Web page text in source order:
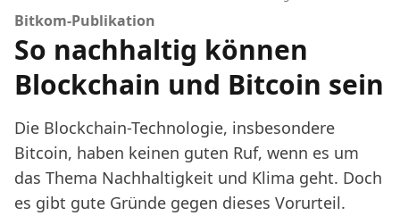
Bitkom-Publikation
So nachhaltig können
Blockchain und Bitcoin sein
Die Blockchain-Technologie, insbesondere
Bitcoin, haben keinen guten Ruf, wenn es um
das Thema Nachhaltigkeit und Klima geht. Doch
es gibt gute Gründe gegen dieses Vorurteil.